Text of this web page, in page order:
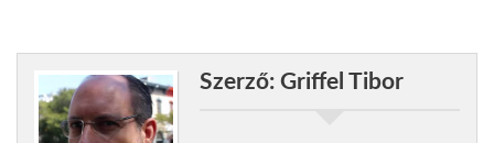
Szerző: Griffel Tibor